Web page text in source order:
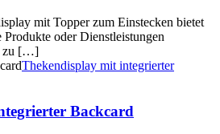
mit Topper zum Einstecken bietet
oder Dienstleistungen
zu […]
Thekendisplay mit integrierter
Backcard